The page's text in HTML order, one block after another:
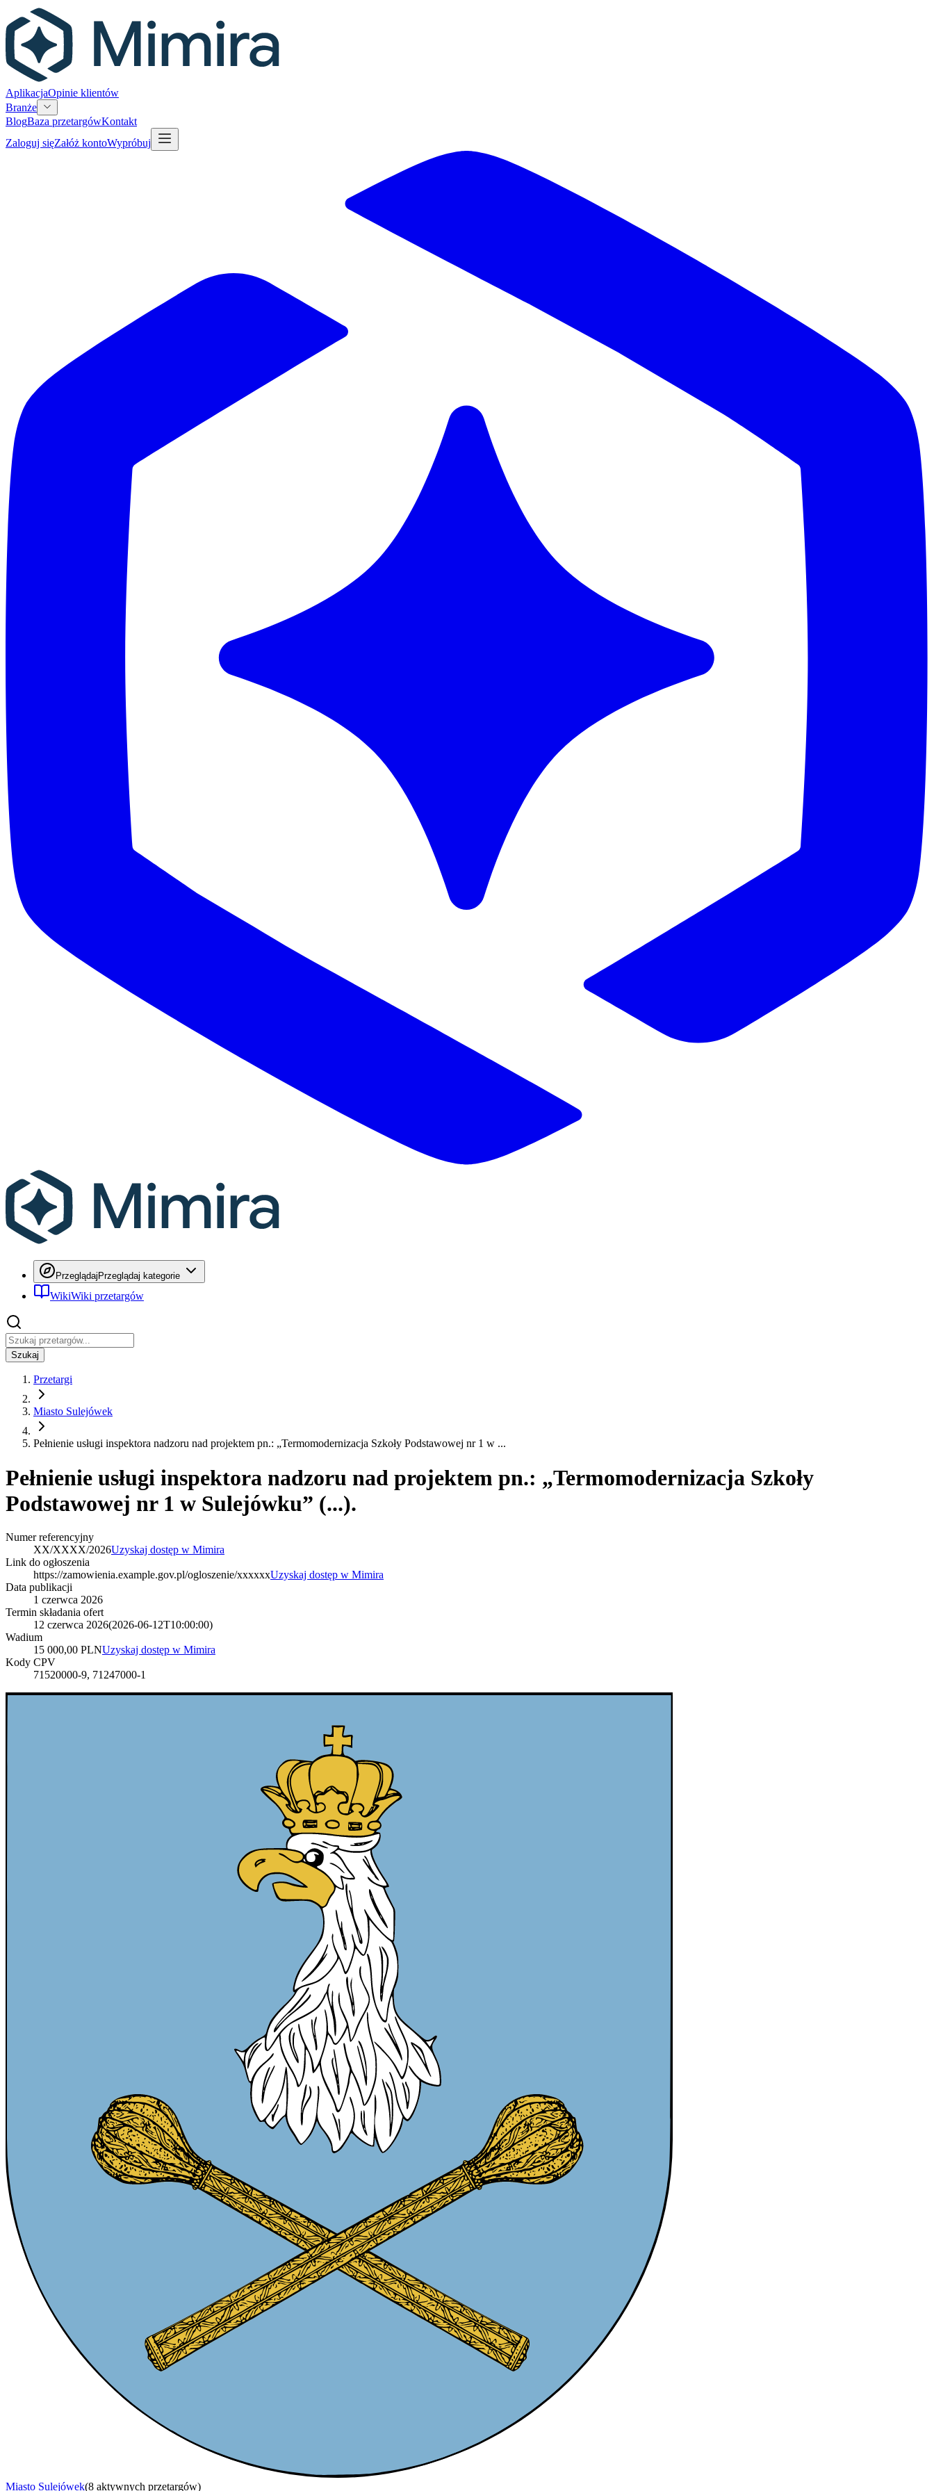
AplikacjaOpinie klientów
Branże
BlogBaza przetargówKontakt
Zaloguj sięZałóż kontoWypróbuj
Przeglądaj Przeglądaj kategorie
WikiWiki przetargów
Szukaj
Przetargi
Miasto Sulejówek
Pełnienie usługi inspektora nadzoru nad projektem pn.: „Termomodernizacja Szkoły Podstawowej nr 1 w ...
Pełnienie usługi inspektora nadzoru nad projektem pn.: „Termomodernizacja Szkoły
Podstawowej nr 1 w Sulejówku” (...).
Numer referencyjny
XX/XXXX/2026Uzyskaj dostęp w Mimira
Link do ogłoszenia
https://zamowienia.example.gov.pl/ogloszenie/xxxxxxUzyskaj dostęp w Mimira
Data publikacji
1 czerwca 2026
Termin składania ofert
12 czerwca 2026(2026-06-12T10:00:00)
Wadium
15 000,00 PLNUzyskaj dostęp w Mimira
Kody CPV
71520000-9, 71247000-1
Miasto Sulejówek(8 aktywnych przetargów)